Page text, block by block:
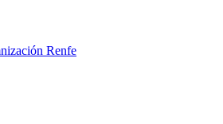
Renfe